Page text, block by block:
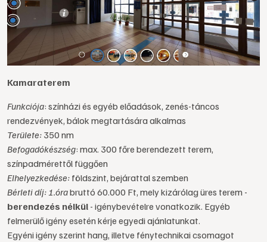
Kamaraterem
Funkciója: színházi és egyéb előadások, zenés-táncos
rendezvények, bálok megtartására alkalmas
Területe: 350 nm
Befogadókészség: max. 300 főre berendezett terem,
színpadmérettől függően
Elhelyezkedése: földszint, bejárattal szemben
Bérleti díj: 1.órabruttó 60.000 Ft, mely kizárólag üres terem -
berendezés nélkül - igénybevételre vonatkozik. Egyéb
felmerülő igény esetén kérje egyedi ajánlatunkat.
Egyéni igény szerint hang, illetve fénytechnikai csomagot